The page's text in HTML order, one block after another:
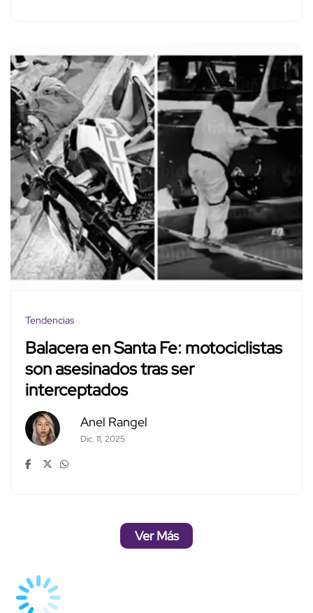
Tendencias
Balacera en Santa Fe: motociclistas
son asesinados tras ser
interceptados
Anel Rangel
Dic. 11, 2025
Ver Más